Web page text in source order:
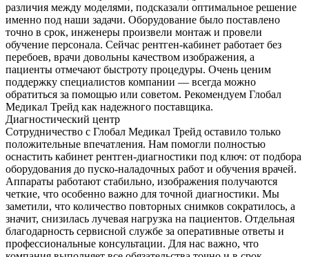
различия между моделями, подсказали оптимальное решение
именно под наши задачи. Оборудование было поставлено
точно в срок, инженеры произвели монтаж и провели
обучение персонала. Сейчас рентген-кабинет работает без
перебоев, врачи довольны качеством изображения, а
пациенты отмечают быстроту процедуры. Очень ценим
поддержку специалистов компании — всегда можно
обратиться за помощью или советом. Рекомендуем Глобал
Медикал Трейд как надежного поставщика.
Диагностический центр
Сотрудничество с Глобал Медикал Трейд оставило только
положительные впечатления. Нам помогли полностью
оснастить кабинет рентген-диагностики под ключ: от подбора
оборудования до пуско-наладочных работ и обучения врачей.
Аппараты работают стабильно, изображения получаются
четкие, что особенно важно для точной диагностики. Мы
заметили, что количество повторных снимков сократилось, а
значит, снизилась лучевая нагрузка на пациентов. Отдельная
благодарность сервисной службе за оперативные ответы и
профессиональные консультации. Для нас важно, что